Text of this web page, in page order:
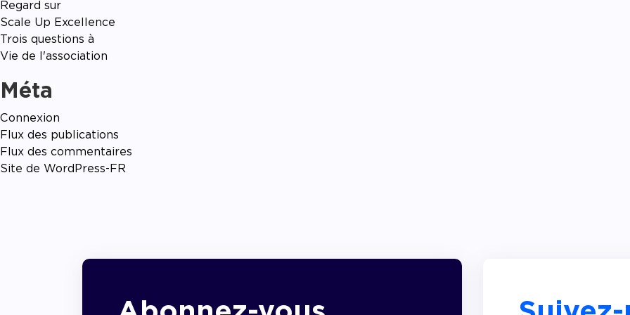
Regard sur
Scale Up Excellence
Trois questions à
Vie de l'association
Méta
Connexion
Flux des publications
Flux des commentaires
Site de WordPress-FR